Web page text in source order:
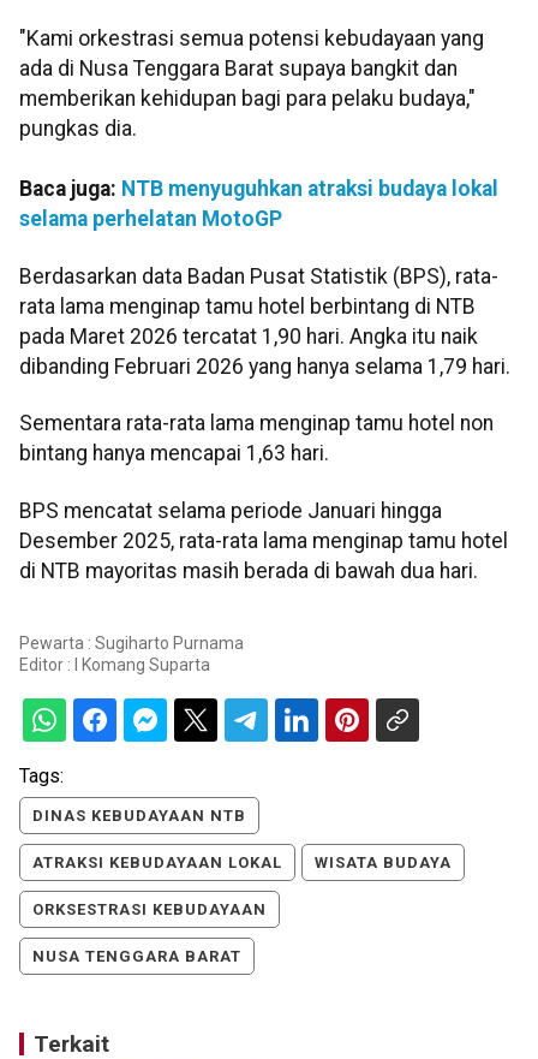
"Kami orkestrasi semua potensi kebudayaan yang
ada di Nusa Tenggara Barat supaya bangkit dan
memberikan kehidupan bagi para pelaku budaya,"
pungkas dia.
Baca juga: NTB menyuguhkan atraksi budaya lokal
selama perhelatan MotoGP
Berdasarkan data Badan Pusat Statistik (BPS), rata-
rata lama menginap tamu hotel berbintang di NTB
pada Maret 2026 tercatat 1,90 hari. Angka itu naik
dibanding Februari 2026 yang hanya selama 1,79 hari.
Sementara rata-rata lama menginap tamu hotel non
bintang hanya mencapai 1,63 hari.
BPS mencatat selama periode Januari hingga
Desember 2025, rata-rata lama menginap tamu hotel
di NTB mayoritas masih berada di bawah dua hari.
Pewarta : Sugiharto Purnama
Editor :
I Komang Suparta
Tags:
DINAS KEBUDAYAAN NTB
ATRAKSI KEBUDAYAAN LOKAL WISATA BUDAYA
ORKSESTRASI KEBUDAYAAN
NUSA TENGGARA BARAT
Terkait